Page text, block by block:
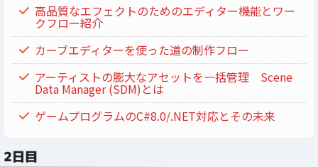
高品質なエフェクトのためのエディター機能とワー
クフロー紹介
カーブエディターを使った道の制作フロー
アーティストの膨大なアセットを一括管理 Scene
Data Manager (SDM)とは
ゲームプログラムのC#8.0/.NET対応とその未来
2日目